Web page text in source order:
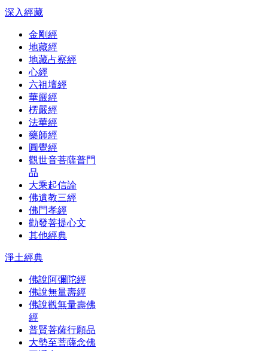
深入經藏
金剛經
地藏經
地藏占察經
心經
六祖壇經
華嚴經
楞嚴經
法華經
藥師經
圓覺經
觀世音菩薩普門
品
大乘起信論
佛遺教三經
佛門孝經
勸發菩提心文
其他經典
淨土經典
佛說阿彌陀經
佛說無量壽經
佛說觀無量壽佛
經
普賢菩薩行願品
大勢至菩薩念佛